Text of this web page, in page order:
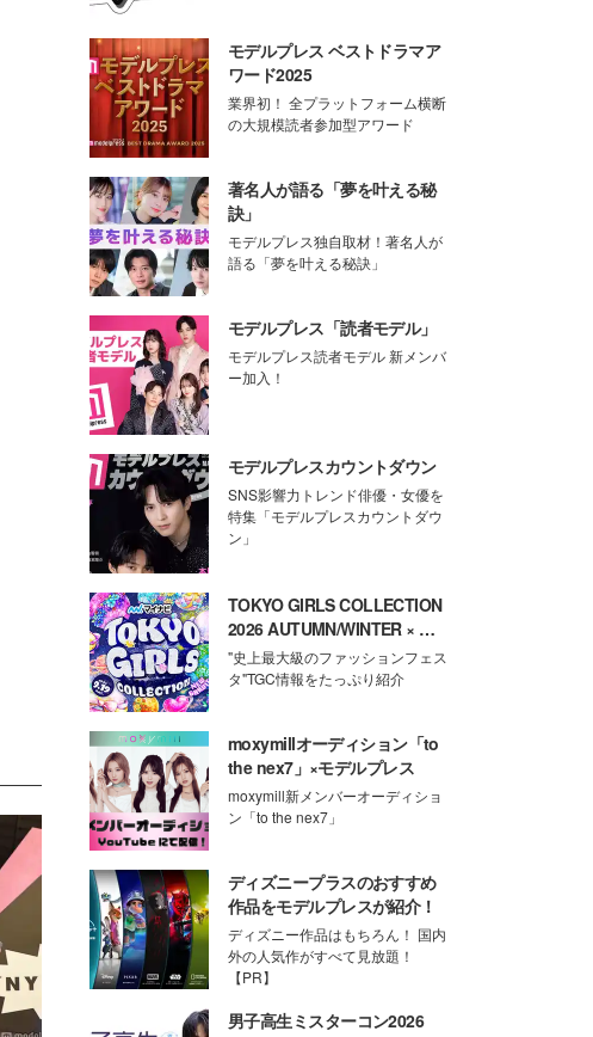
モデルプレス ベストドラマア
ワード2025
業界初！ 全プラットフォーム横断
の大規模読者参加型アワード
著名人が語る「夢を叶える秘
訣」
モデルプレス独自取材！著名人が
語る「夢を叶える秘訣」
モデルプレス「読者モデル」
モデルプレス読者モデル 新メンバ
ー加入！
モデルプレスカウントダウン
SNS影響力トレンド俳優・女優を
特集「モデルプレスカウントダウ
ン」
TOKYO GIRLS COLLECTION
2026 AUTUMN/WINTER × モ
デルプレス
"史上最大級のファッションフェス
タ"TGC情報をたっぷり紹介
moxymillオーディション「to
the nex7」×モデルプレス
moxymill新メンバーオーディショ
ン「to the nex7」
ディズニープラスのおすすめ
作品をモデルプレスが紹介！
ディズニー作品はもちろん！ 国内
外の人気作がすべて見放題！
【PR】
男子高生ミスターコン2026